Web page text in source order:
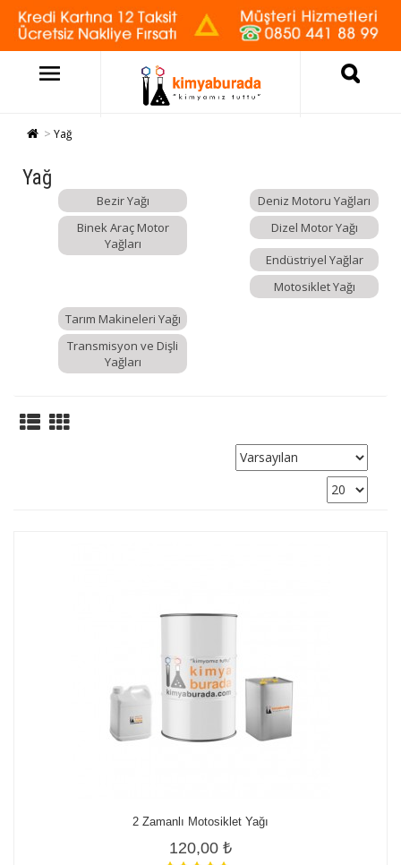
Yağ
Yağ
Bezir Yağı
Binek Araç Motor
Yağları
Deniz Motoru Yağları
Dizel Motor Yağı
Endüstriyel Yağlar
Motosiklet Yağı
Tarım Makineleri Yağı
Transmisyon ve Dişli
Yağları
2 Zamanlı Motosiklet Yağı
120,00 ₺